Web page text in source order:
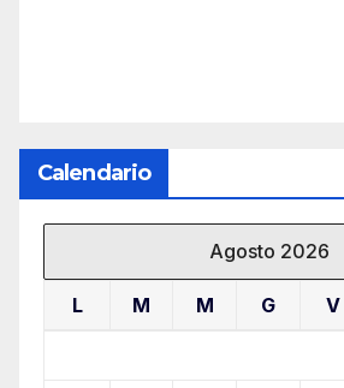
Calendario
Agosto 2026
L M M G V